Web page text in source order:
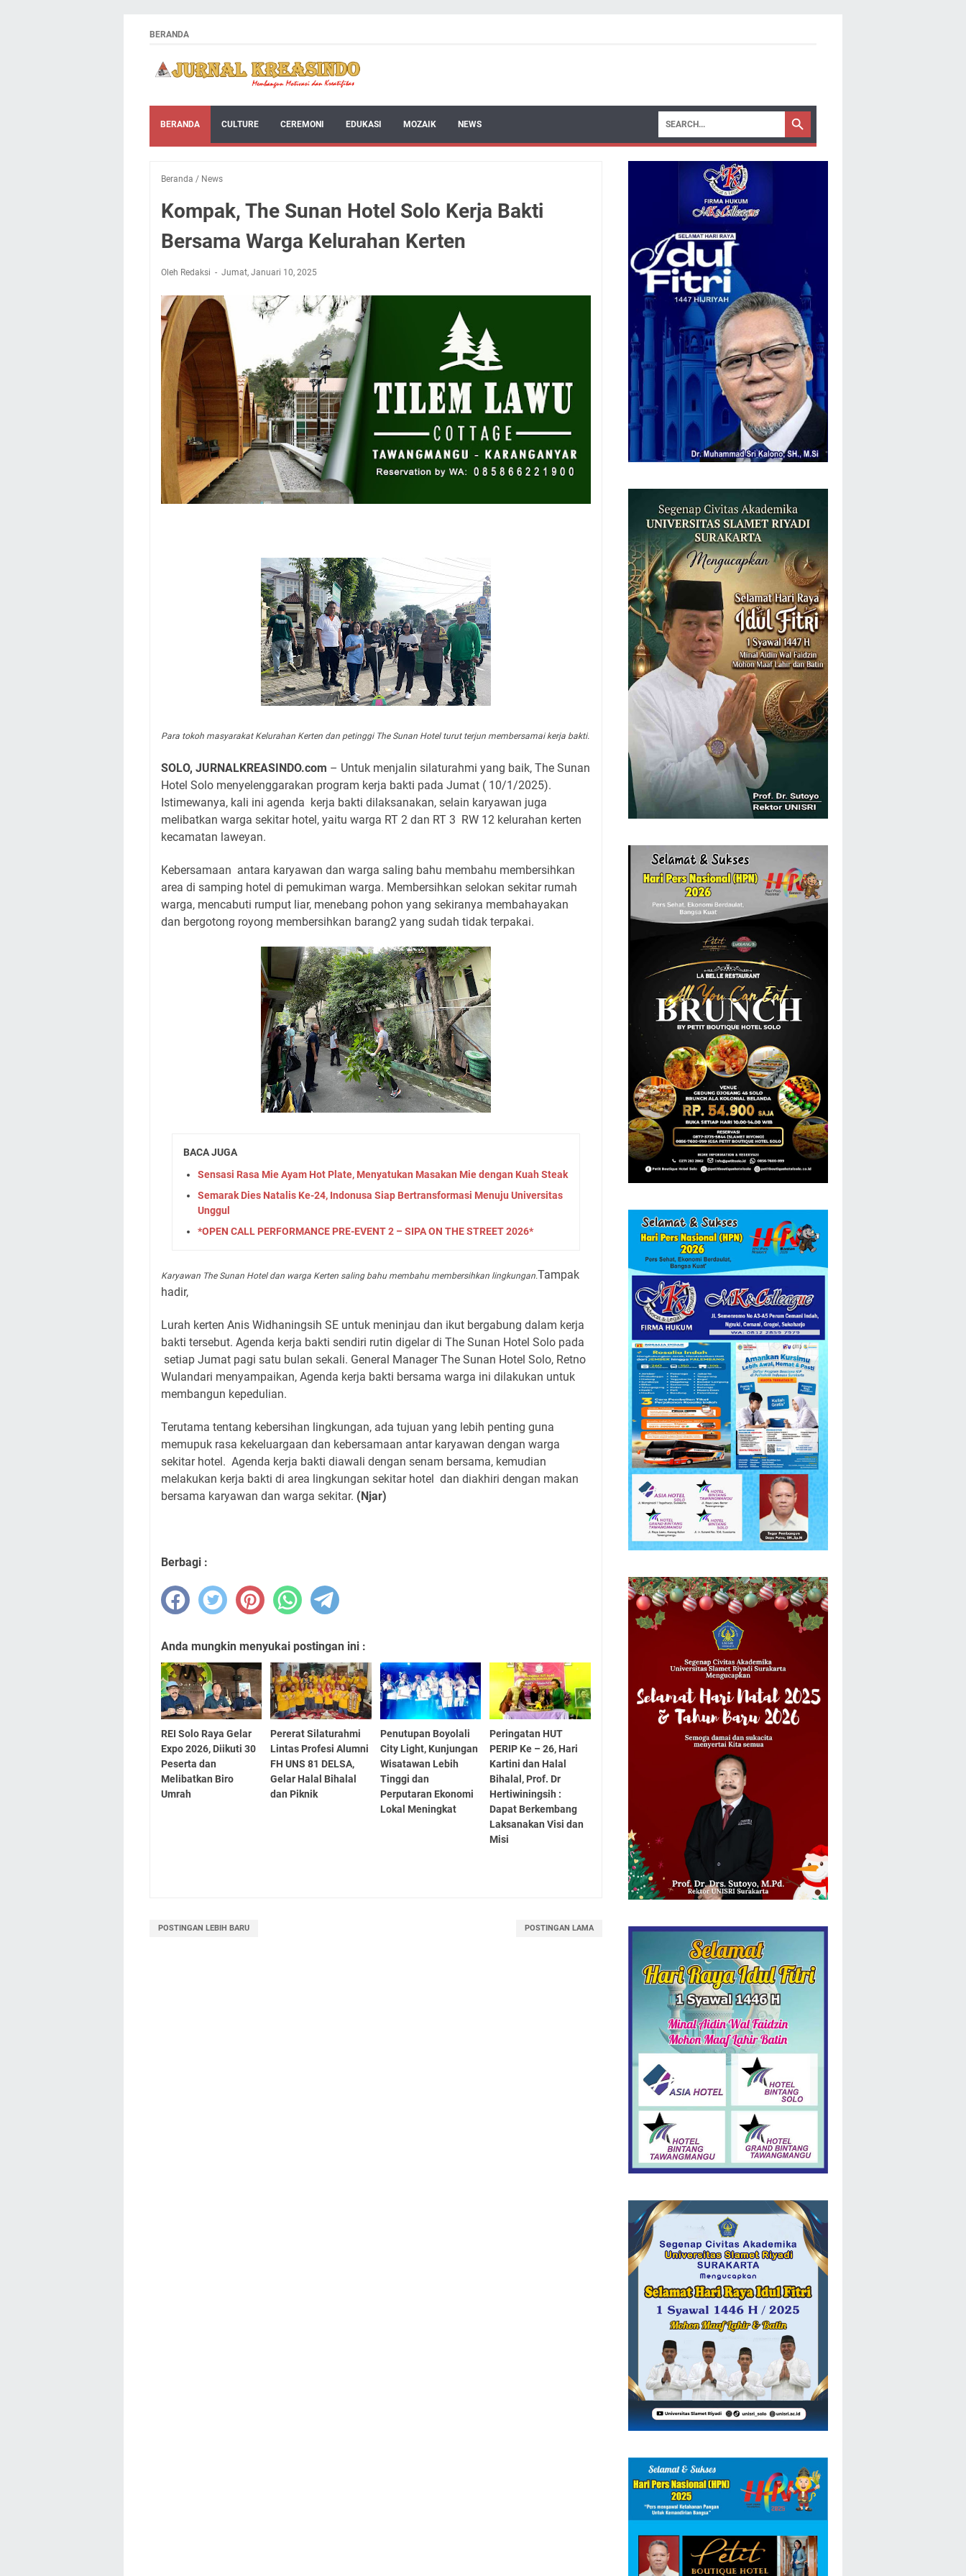
BERANDA
BERANDA CULTURE CEREMONI EDUKASI MOZAIK NEWS
Beranda / News
Kompak, The Sunan Hotel Solo Kerja Bakti
Bersama Warga Kelurahan Kerten
Oleh Redaksi Jumat, Januari 10, 2025
Para tokoh masyarakat Kelurahan Kerten dan petinggi The Sunan Hotel turut terjun membersamai kerja bakti.
SOLO, JURNALKREASINDO.com – Untuk menjalin silaturahmi yang baik, The Sunan
Hotel Solo menyelenggarakan program kerja bakti pada Jumat ( 10/1/2025).
Istimewanya, kali ini agenda kerja bakti dilaksanakan, selain karyawan juga
melibatkan warga sekitar hotel, yaitu warga RT 2 dan RT 3 RW 12 kelurahan kerten
kecamatan laweyan.
Kebersamaan antara karyawan dan warga saling bahu membahu membersihkan
area di samping hotel di pemukiman warga. Membersihkan selokan sekitar rumah
warga, mencabuti rumput liar, menebang pohon yang sekiranya membahayakan
dan bergotong royong membersihkan barang2 yang sudah tidak terpakai.
BACA JUGA
Sensasi Rasa Mie Ayam Hot Plate, Menyatukan Masakan Mie dengan Kuah Steak
Semarak Dies Natalis Ke-24, Indonusa Siap Bertransformasi Menuju Universitas
Unggul
*OPEN CALL PERFORMANCE PRE-EVENT 2 – SIPA ON THE STREET 2026*
Karyawan The Sunan Hotel dan warga Kerten saling bahu membahu membersihkan lingkungan.Tampak
hadir,
Lurah kerten Anis Widhaningsih SE untuk meninjau dan ikut bergabung dalam kerja
bakti tersebut. Agenda kerja bakti sendiri rutin digelar di The Sunan Hotel Solo pada
setiap Jumat pagi satu bulan sekali. General Manager The Sunan Hotel Solo, Retno
Wulandari menyampaikan, Agenda kerja bakti bersama warga ini dilakukan untuk
membangun kepedulian.
Terutama tentang kebersihan lingkungan, ada tujuan yang lebih penting guna
memupuk rasa kekeluargaan dan kebersamaan antar karyawan dengan warga
sekitar hotel. Agenda kerja bakti diawali dengan senam bersama, kemudian
melakukan kerja bakti di area lingkungan sekitar hotel dan diakhiri dengan makan
bersama karyawan dan warga sekitar. (Njar)
Berbagi :
Anda mungkin menyukai postingan ini :
REI Solo Raya Gelar
Expo 2026, Diikuti 30
Peserta dan
Melibatkan Biro
Umrah
Pererat Silaturahmi
Lintas Profesi Alumni
FH UNS 81 DELSA,
Gelar Halal Bihalal
dan Piknik
Penutupan Boyolali
City Light, Kunjungan
Wisatawan Lebih
Tinggi dan
Perputaran Ekonomi
Lokal Meningkat
Peringatan HUT
PERIP Ke – 26, Hari
Kartini dan Halal
Bihalal, Prof. Dr
Hertiwiningsih :
Dapat Berkembang
Laksanakan Visi dan
Misi
POSTINGAN LEBIH BARU POSTINGAN LAMA